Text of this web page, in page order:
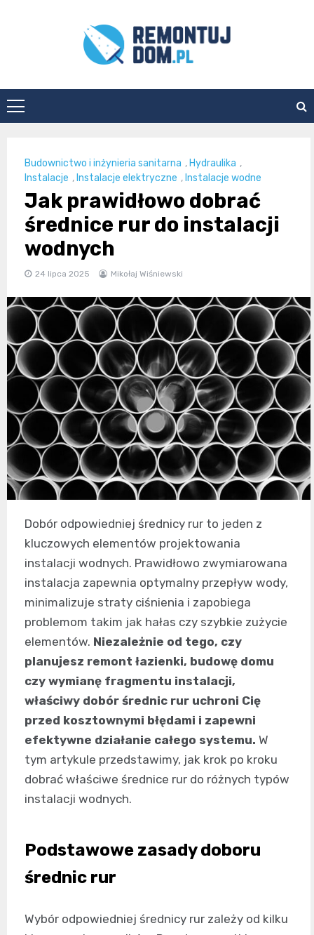
Remontuj
Dom
Budownictwo i inżynieria sanitarna , Hydraulika ,
Instalacje , Instalacje elektryczne , Instalacje wodne
Jak prawidłowo dobrać
średnice rur do instalacji
wodnych
24 lipca 2025 Mikołaj Wiśniewski
Dobór odpowiedniej średnicy rur to jeden z
kluczowych elementów projektowania
instalacji wodnych. Prawidłowo zwymiarowana
instalacja zapewnia optymalny przepływ wody,
minimalizuje straty ciśnienia i zapobiega
problemom takim jak hałas czy szybkie zużycie
elementów. Niezależnie od tego, czy
planujesz remont łazienki, budowę domu
czy wymianę fragmentu instalacji,
właściwy dobór średnic rur uchroni Cię
przed kosztownymi błędami i zapewni
efektywne działanie całego systemu. W
tym artykule przedstawimy, jak krok po kroku
dobrać właściwe średnice rur do różnych typów
instalacji wodnych.
Podstawowe zasady doboru
średnic rur
Wybór odpowiedniej średnicy rur zależy od kilku